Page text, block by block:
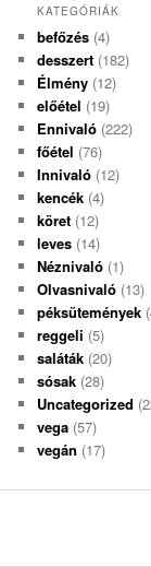
KATEGÓRIÁK
befőzés (4)
desszert (182)
Élmény (12)
előétel (19)
Ennivaló (222)
főétel (76)
Innivaló (12)
kencék (4)
köret (12)
leves (14)
Néznivaló (1)
Olvasnivaló (13)
péksütemények
reggeli (5)
saláták (20)
sósak (28)
Uncategorized
vega (57)
vegán (17)